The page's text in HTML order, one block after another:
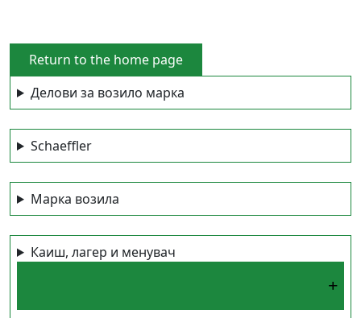
Return to the home pageReturn
to
the
Делови за возило марка
Schaeffler
Марка возила
Каиш, лагер и менувач
+